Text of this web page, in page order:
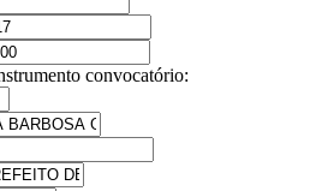
convocatório: